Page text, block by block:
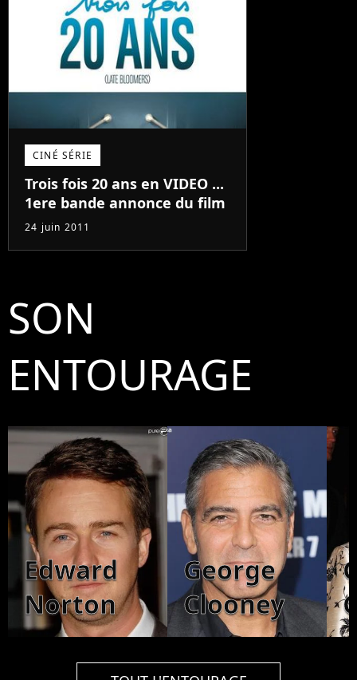
CINÉ SÉRIE
Trois fois 20 ans en VIDEO ...
1ere bande annonce du film
24 juin 2011
SON
ENTOURAGE
Edward
Norton
George
Clooney